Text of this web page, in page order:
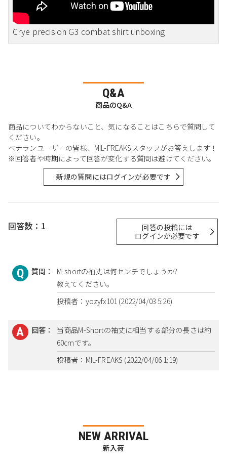
Crye precision G3 combat shirt unboxing
Q&A
商品のQ&A
商品についてわからないこと、気になることはこちらで質問して
ください。
ベテランユーザーの皆様、MIL-FREAKSスタッフがお答えします！
※回答者や時期によって回答が変化する質問は避けてください。
新規の質問にはログインが必要です
回答数：1
回答の投稿には
ログインが必要です
質問：
M-shortの袖丈は何センチでしょうか?
教えてください。
投稿者：yozyfx101 (2022/04/03 5:26)
回答：
当商品M-Shortの袖丈に相当する部分の長さは約
60cmです。
投稿者：MIL-FREAKS (2022/04/06 1:19)
NEW ARRIVAL
新入荷